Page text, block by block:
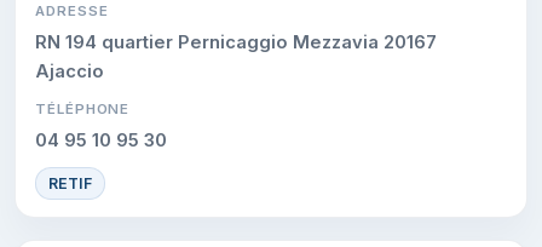
ADRESSE
RN 194 quartier Pernicaggio Mezzavia 20167
Ajaccio
TÉLÉPHONE
04 95 10 95 30
RETIF